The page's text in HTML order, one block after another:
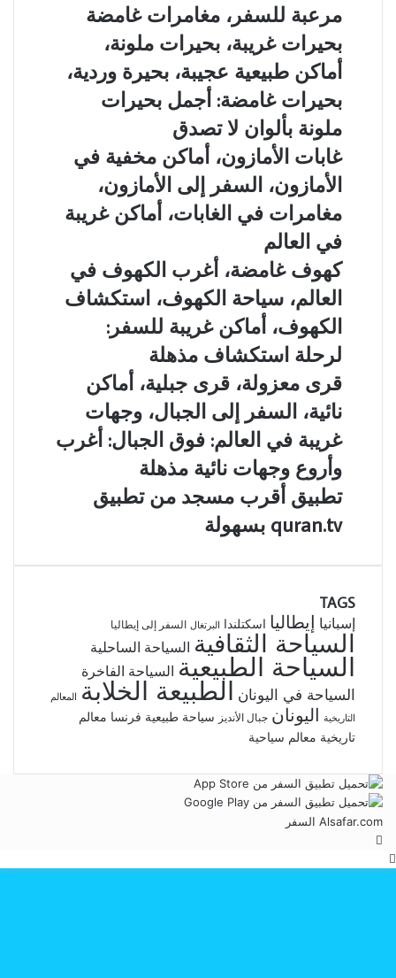
للمغامرين
غير
معروفة:
أفضل
جزر
مخفية
كأنها
خارج
الخريطة
في
العالم،
أساطير
الغابات،
أماكن
مرعبة
للسفر،
مغامرات
غامضة
مرعبة للسفر، مغامرات غامضة
غريبة،
بحيرات
أماكن
طبيعية
عجيبة،
بحيرة
وردية،
بحيرات
غامضة:
أجمل
بحيرات
ملونة
بألوان
لا
تصدق
بحيرات غريبة، بحيرات ملونة،
أماكن طبيعية عجيبة، بحيرة وردية،
بحيرات غامضة: أجمل بحيرات
ملونة بألوان لا تصدق
غابات
الأمازون،
أماكن
مخفية
في
الأمازون،
السفر
إلى
الأمازون،
مغامرات
في
الغابات،
غريبة
في
غابات الأمازون، أماكن مخفية في
الأمازون، السفر إلى الأمازون،
مغامرات في الغابات، أماكن غريبة
في العالم
كهوف
غامضة،
أغرب
الكهوف
في
العالم،
سياحة
الكهوف،
استكشاف
الكهوف،
أماكن
غريبة
للسفر:
لرحلة
استكشاف
كهوف غامضة، أغرب الكهوف في
العالم، سياحة الكهوف، استكشاف
الكهوف، أماكن غريبة للسفر:
لرحلة استكشاف مذهلة
قرى
معزولة،
قرى
جبلية،
أماكن
نائية،
السفر
إلى
الجبال،
غريبة
العالم:
فوق
الجبال:
أغرب
وأروع
وجهات
قرى معزولة، قرى جبلية، أماكن
نائية، السفر إلى الجبال، وجهات
غريبة في العالم: فوق الجبال: أغرب
وأروع وجهات نائية مذهلة
تطبيق
أقرب
مسجد
تطبيق
بسهولة
تطبيق أقرب مسجد من تطبيق
quran.tv بسهولة
TAGS
إسبانيا إيطاليا اسكتلندا البرتغال السفر إلى إيطاليا
السياحة الثقافية السياحة الساحلية
السياحة الطبيعية السياحة الفاخرة
السياحة في اليونان الطبيعة الخلابة المعالم
التاريخية اليونان جبال الأنديز سياحة طبيعية فرنسا معالم
تاريخية معالم سياحية
Alsafar.com السفر